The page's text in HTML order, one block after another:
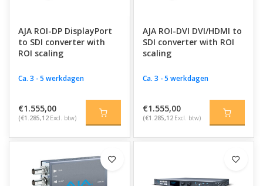
AJA ROI-DP DisplayPort
to SDI converter with
ROI scaling
Ca. 3 - 5 werkdagen
€1.555,00
(€1.285,12 Excl. btw)
AJA ROI-DVI DVI/HDMI to
SDI converter with ROI
scaling
Ca. 3 - 5 werkdagen
€1.555,00
(€1.285,12 Excl. btw)